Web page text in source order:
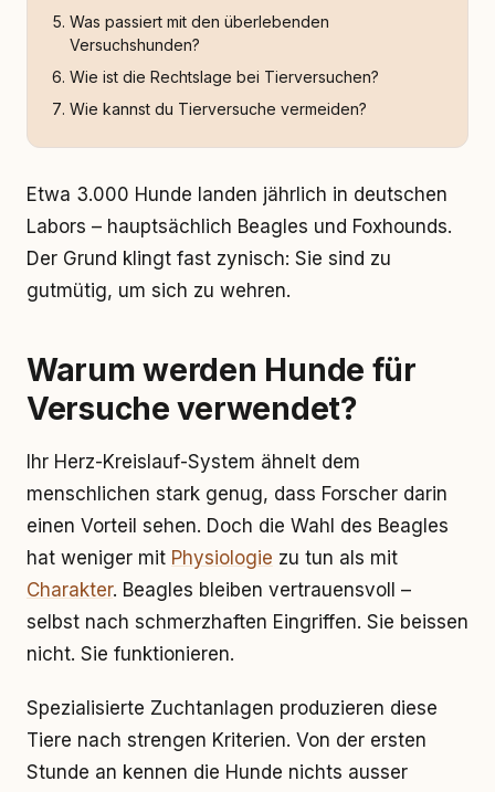
Was passiert mit den überlebenden
Versuchshunden?
Wie ist die Rechtslage bei Tierversuchen?
Wie kannst du Tierversuche vermeiden?
Etwa 3.000 Hunde landen jährlich in deutschen
Labors – hauptsächlich Beagles und Foxhounds.
Der Grund klingt fast zynisch: Sie sind zu
gutmütig, um sich zu wehren.
Warum werden Hunde für
Versuche verwendet?
Ihr Herz-Kreislauf-System ähnelt dem
menschlichen stark genug, dass Forscher darin
einen Vorteil sehen. Doch die Wahl des Beagles
hat weniger mit Physiologie zu tun als mit
Charakter. Beagles bleiben vertrauensvoll –
selbst nach schmerzhaften Eingriffen. Sie beissen
nicht. Sie funktionieren.
Spezialisierte Zuchtanlagen produzieren diese
Tiere nach strengen Kriterien. Von der ersten
Stunde an kennen die Hunde nichts ausser